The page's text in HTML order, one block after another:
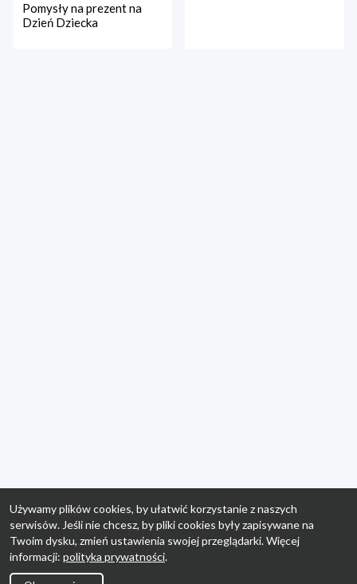
Pomysły na prezent na
Dzień Dziecka
Używamy plików cookies, by ułatwić korzystanie z naszych
serwisów. Jeśli nie chcesz, by pliki cookies były zapisywane na
Twoim dysku, zmień ustawienia swojej przeglądarki. Więcej
informacji: polityka prywatności.